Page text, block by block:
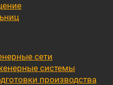
сети
системы
производства